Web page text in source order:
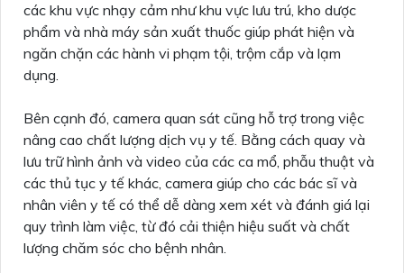
các khu vực nhạy cảm như khu vực lưu trú, kho dược
phẩm và nhà máy sản xuất thuốc giúp phát hiện và
ngăn chặn các hành vi phạm tội, trộm cắp và lạm
dụng.
Bên cạnh đó, camera quan sát cũng hỗ trợ trong việc
nâng cao chất lượng dịch vụ y tế. Bằng cách quay và
lưu trữ hình ảnh và video của các ca mổ, phẫu thuật và
các thủ tục y tế khác, camera giúp cho các bác sĩ và
nhân viên y tế có thể dễ dàng xem xét và đánh giá lại
quy trình làm việc, từ đó cải thiện hiệu suất và chất
lượng chăm sóc cho bệnh nhân.